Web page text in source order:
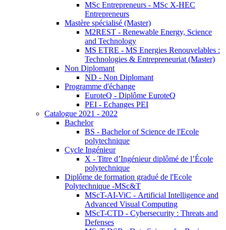
MSc Entrepreneurs - MSc X-HEC
Entrepreneurs
Mastère spécialisé (Master)
M2REST - Renewable Energy, Science
and Technology
MS ETRE - MS Energies Renouvelables :
Technologies & Entrepreneuriat (Master)
Non Diplomant
ND - Non Diplomant
Programme d'échange
EuroteQ - Diplôme EuroteQ
PEI - Echanges PEI
Catalogue 2021 - 2022
Bachelor
BS - Bachelor of Science de l'Ecole
polytechnique
Cycle Ingénieur
X - Titre d’Ingénieur diplômé de l’École
polytechnique
Diplôme de formation gradué de l'Ecole
Polytechnique -MSc&T
MScT-AI-ViC - Artificial Intelligence and
Advanced Visual Computing
MScT-CTD - Cybersecurity : Threats and
Defenses